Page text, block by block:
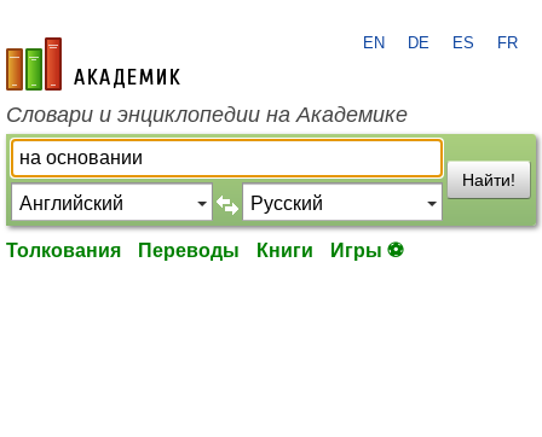
academic.ru
EN DE ES FR
Словари и энциклопедии на Академике
Найти!
Толкования Переводы Книги Игры ⚽